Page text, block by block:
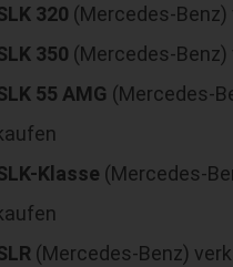
320 (Mercedes-Benz)
350 (Mercedes-Benz)
55 AMG (Mercedes-
Klasse (Mercedes-
(Mercedes-Benz)